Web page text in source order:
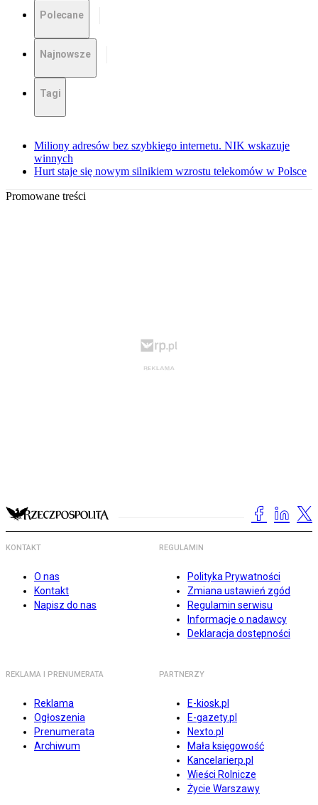
Polecane
Najnowsze
Tagi
Miliony adresów bez szybkiego internetu. NIK wskazuje
winnych
Hurt staje się nowym silnikiem wzrostu telekomów w Polsce
Promowane treści
KONTAKT
O nas
Kontakt
Napisz do nas
REGULAMIN
Polityka Prywatności
Zmiana ustawień zgód
Regulamin serwisu
Informacje o nadawcy
Deklaracja dostępności
REKLAMA I PRENUMERATA
Reklama
Ogłoszenia
Prenumerata
Archiwum
PARTNERZY
E-kiosk.pl
E-gazety.pl
Nexto.pl
Mała księgowość
Kancelarierp.pl
Wieści Rolnicze
Życie Warszawy